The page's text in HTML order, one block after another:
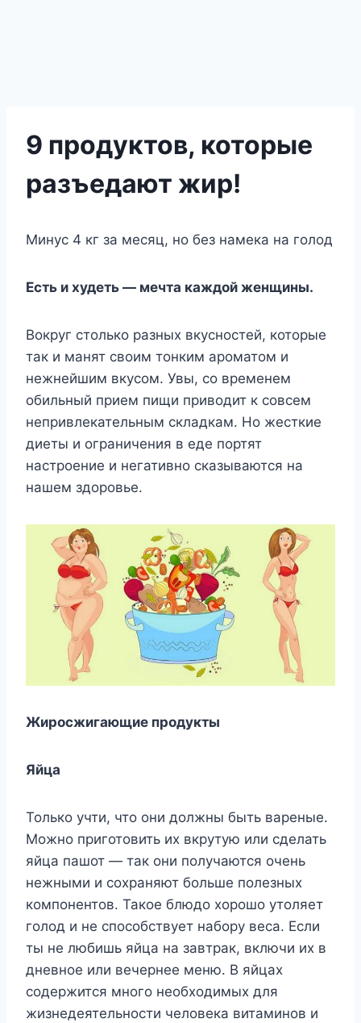
9 продуктов, которые
разъедают жир!
Минус 4 кг за месяц, но без намека на голод
Есть и худеть — мечта каждой женщины.
Вокруг столько разных вкусностей, которые
так и манят своим тонким ароматом и
нежнейшим вкусом. Увы, со временем
обильный прием пищи приводит к совсем
непривлекательным складкам. Но жесткие
диеты и ограничения в еде портят
настроение и негативно сказываются на
нашем здоровье.
Жиросжигающие продукты
Яйца
Только учти, что они должны быть вареные.
Можно приготовить их вкрутую или сделать
яйца пашот — так они получаются очень
нежными и сохраняют больше полезных
компонентов. Такое блюдо хорошо утоляет
голод и не способствует набору веса. Если
ты не любишь яйца на завтрак, включи их в
дневное или вечернее меню. В яйцах
содержится много необходимых для
жизнедеятельности человека витаминов и